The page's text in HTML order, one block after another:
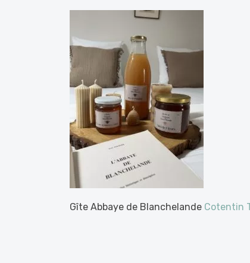
Gîte Abbaye de Blanchelande Cotentin